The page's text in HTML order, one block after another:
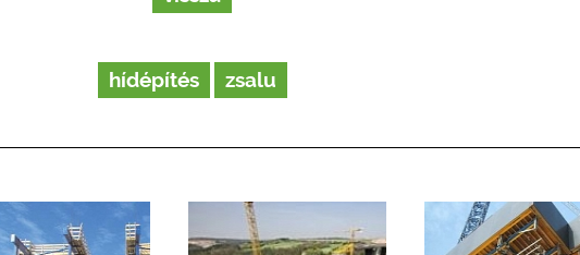
hídépítés zsalu